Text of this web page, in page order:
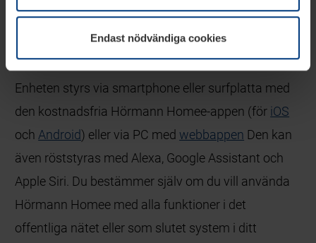
vår webbplats.
Endast nödvändiga cookies
Styrs enkelt via smartphone eller surfplatta
Enheten styrs via smartphone eller surfplatta med
den kostnadsfria Hörmann Homee-appen (för iOS
ochAndroid) eller via PC med webbappen Den kan
även röststyras med Alexa, Google Assistant och
Apple Siri. Du bestämmer själv om du vill använda
Hörmann Homee med alla funktioner i det
offentliga nätet eller som slutet system i ditt